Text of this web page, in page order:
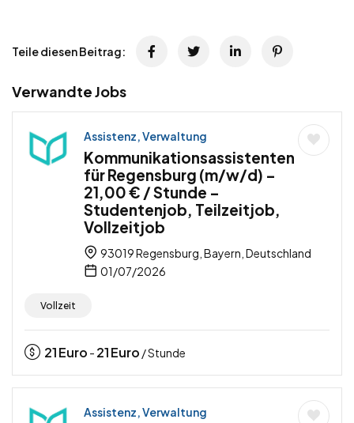
Teile diesen Beitrag:
Verwandte Jobs
Assistenz, Verwaltung
Kommunikationsassistenten
für Regensburg (m/w/d) –
21,00 € / Stunde –
Studentenjob, Teilzeitjob,
Vollzeitjob
93019 Regensburg, Bayern, Deutschland
01/07/2026
Vollzeit
21Euro - 21Euro / Stunde
Assistenz, Verwaltung